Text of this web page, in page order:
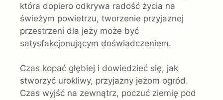
która dopiero odkrywa radość życia na
świeżym powietrzu, tworzenie przyjaznej
przestrzeni dla jeży może być
satysfakcjonującym doświadczeniem.
Czas kopać głębiej i dowiedzieć się, jak
stworzyć urokliwy, przyjazny jeżom ogród.
Czas wyjść na zewnątrz, poczuć ziemię pod